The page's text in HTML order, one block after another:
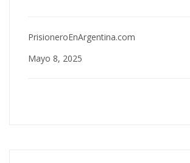
PrisioneroEnArgentina.com
Mayo 8, 2025